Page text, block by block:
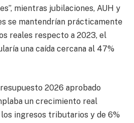
mientras jubilaciones, AUH y
se mantendrían prácticamente
reales respecto a 2023, el
una caída cercana al 47%
2026 aprobado
un crecimiento real
ingresos tributarios y de 6%